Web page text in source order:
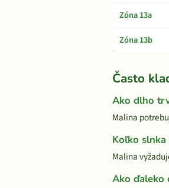
Zóna 13a
Zóna 13b
Často
Ako dlho
Malina
Koľko
Malina
Ako ďaleko